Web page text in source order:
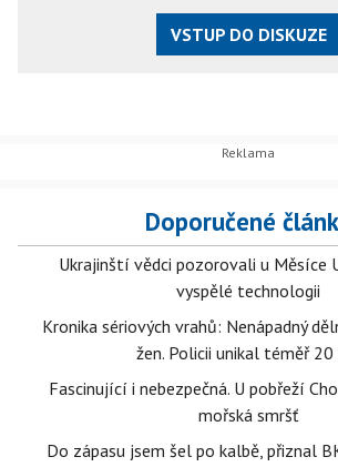
VSTUP DO DISKUZE
Doporučené
Ukrajinští vědci pozorovali u Měsíce
vyspělé technologii
Kronika sériových vrahů: Nenápadný
žen. Policii unikal téměř
Fascinující i nebezpečná. U pobřeží
mořská smršť
Do zápasu jsem šel po kalbě, přiznal